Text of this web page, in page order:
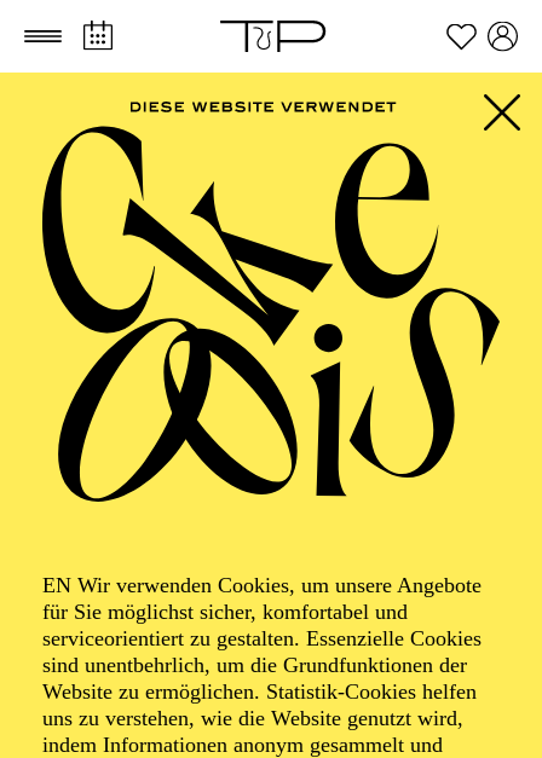
Zum Hauptinhalt springen Zum Footer springen
EN Wir verwenden Cookies, um unsere Angebote
für Sie möglichst sicher, komfortabel und
serviceorientiert zu gestalten. Essenzielle Cookies
sind unentbehrlich, um die Grundfunktionen der
Website zu ermöglichen. Statistik-Cookies helfen
uns zu verstehen, wie die Website genutzt wird,
indem Informationen anonym gesammelt und
FILTER
FEBRUARY 2027
AALTO BALLETT ESSEN
Wednesday
03.02.2027
17:30 - 19:00
Alto Theater
PHILHARMONIE ESSEN
Thursday
04.02.2027